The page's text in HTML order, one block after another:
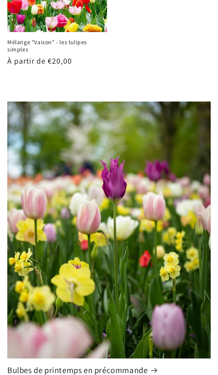
Mélange "Vaison" - les tulipes
simples
Prix
À partir de €20,00
Bulbes de printemps en précommande